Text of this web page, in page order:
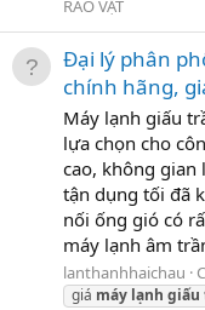
RAO VẶT
Đại lý phân
chính hãng,
Máy lạnh giấu
lựa chọn cho
cao, không gian
tận dụng tối đã
nối ống gió có
máy lạnh âm
lanthanhhaichau
giá máy lạnh giấu